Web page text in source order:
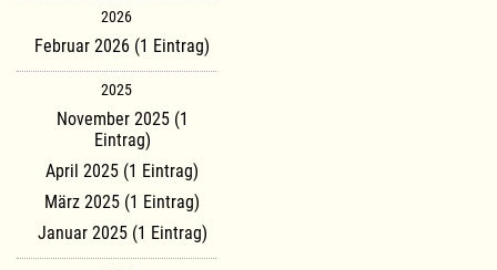
2026
Februar 2026 (1 Eintrag)
2025
November 2025 (1
Eintrag)
April 2025 (1 Eintrag)
März 2025 (1 Eintrag)
Januar 2025 (1 Eintrag)